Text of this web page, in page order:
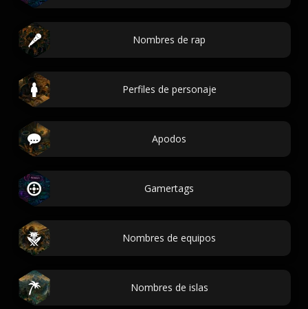
Nombres de rap
Perfiles de personaje
Apodos
Gamertags
Nombres de equipos
Nombres de islas